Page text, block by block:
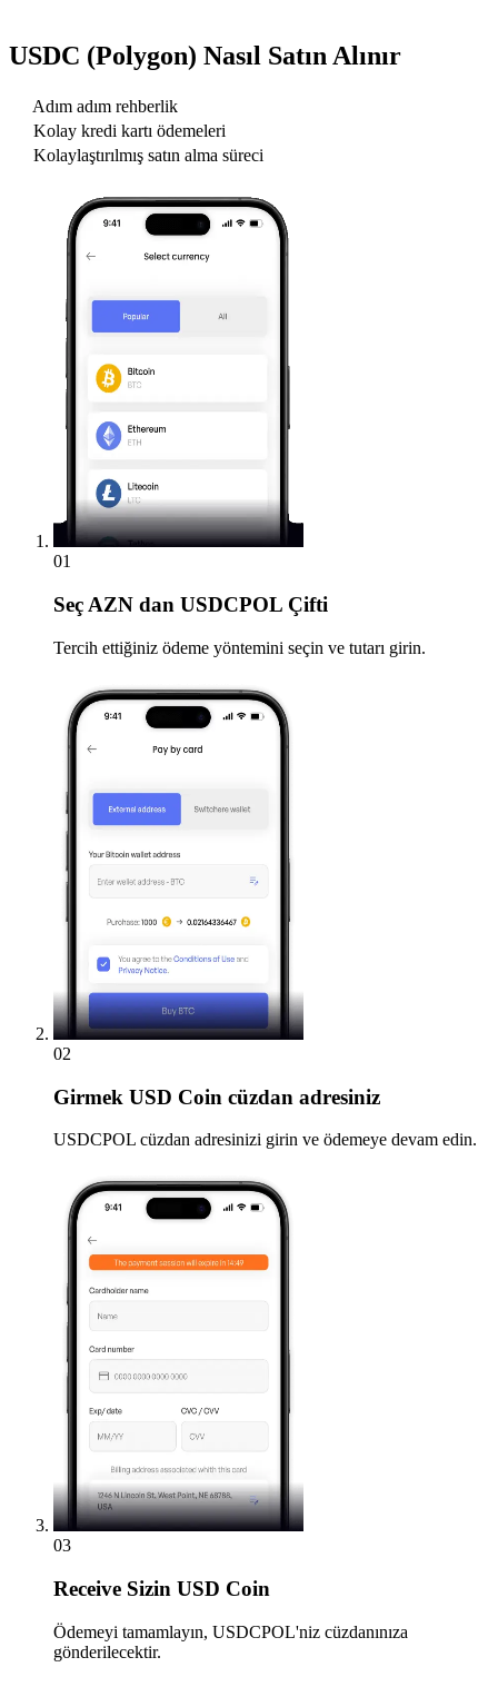
USDC (Polygon) Nasıl Satın Alınır
Adım adım rehberlik
Kolay kredi kartı ödemeleri
Kolaylaştırılmış satın alma süreci
01
Seç AZN dan USDCPOL Çifti
Tercih ettiğiniz ödeme yöntemini seçin ve tutarı girin.
02
Girmek USD Coin cüzdan adresiniz
USDCPOL cüzdan adresinizi girin ve ödemeye devam edin.
03
Receive Sizin USD Coin
Ödemeyi tamamlayın, USDCPOL'niz cüzdanınıza
gönderilecektir.